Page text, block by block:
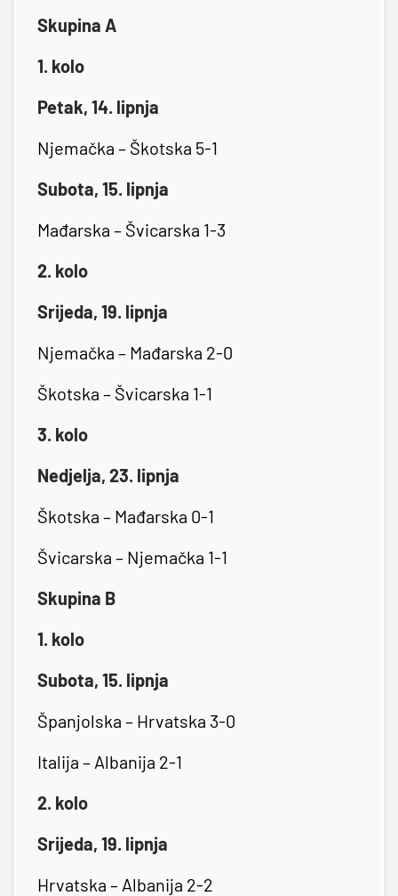
Skupina A
1. kolo
Petak, 14. lipnja
Njemačka – Škotska 5-1
Subota, 15. lipnja
Mađarska – Švicarska 1-3
2. kolo
Srijeda, 19. lipnja
Njemačka – Mađarska 2-0
Škotska – Švicarska 1-1
3. kolo
Nedjelja, 23. lipnja
Škotska – Mađarska 0-1
Švicarska – Njemačka 1-1
Skupina B
1. kolo
Subota, 15. lipnja
Španjolska – Hrvatska 3-0
Italija – Albanija 2-1
2. kolo
Srijeda, 19. lipnja
Hrvatska – Albanija 2-2